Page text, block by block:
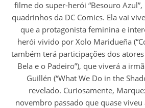
filme do super-herói “Besouro
quadrinhos da DC Comics. Ela vai
que a protagonista feminina e
herói vivido por Xolo Maridueña
também terá participações dos atores
Bela e o Padeiro”), que viverá a
Guillén (“What We Do in the
revelado. Curiosamente,
novembro passado que quase